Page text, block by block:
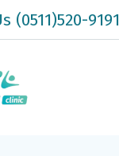
(0511)520-9191